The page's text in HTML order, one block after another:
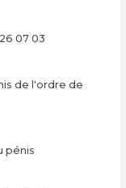
07 03
de l'ordre de
pénis